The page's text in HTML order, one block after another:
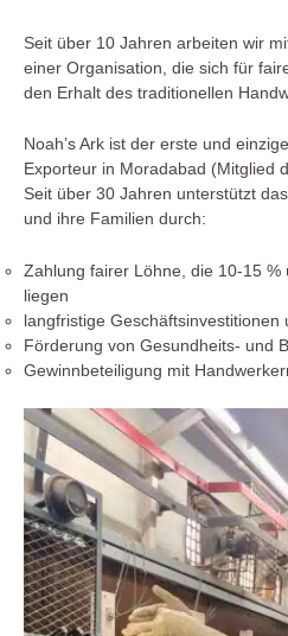
Seit über 10 Jahren arbeiten wir
einer Organisation, die sich für
den Erhalt des traditionellen
Noah’s Ark ist der erste und
Exporteur in Moradabad (Mitglied
Seit über 30 Jahren unterstützt
und ihre Familien durch:
Zahlung fairer Löhne, die 10-15
liegen
langfristige Geschäftsinvestitionen
Förderung von Gesundheits- und
Gewinnbeteiligung mit